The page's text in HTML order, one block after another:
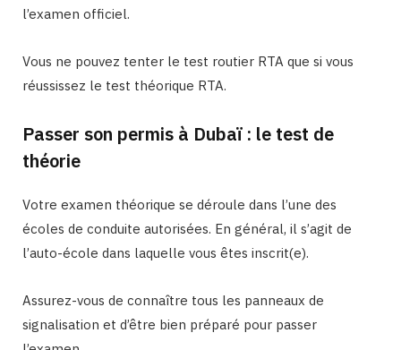
l’examen officiel.
Vous ne pouvez tenter le test routier RTA que si vous
réussissez le test théorique RTA.
Passer son permis à Dubaï : le test de
théorie
Votre examen théorique se déroule dans l’une des
écoles de conduite autorisées. En général, il s’agit de
l’auto-école dans laquelle vous êtes inscrit(e).
Assurez-vous de connaître tous les panneaux de
signalisation et d’être bien préparé pour passer